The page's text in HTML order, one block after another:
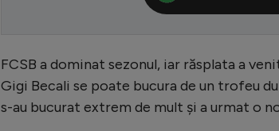
FCSB a dominat sezonul, iar răsplata a
Gigi Becali se poate bucura de un trofeu
s-au bucurat extrem de mult și a urmat o